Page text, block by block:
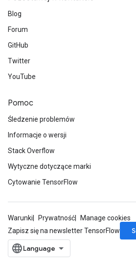
Blog
Forum
GitHub
Twitter
YouTube
Pomoc
Śledzenie problemów
Informacje o wersji
Stack Overflow
Wytyczne dotyczące marki
Cytowanie TensorFlow
Warunki Prywatność
Manage cookies
Zapisz się na newsletter TensorFlow